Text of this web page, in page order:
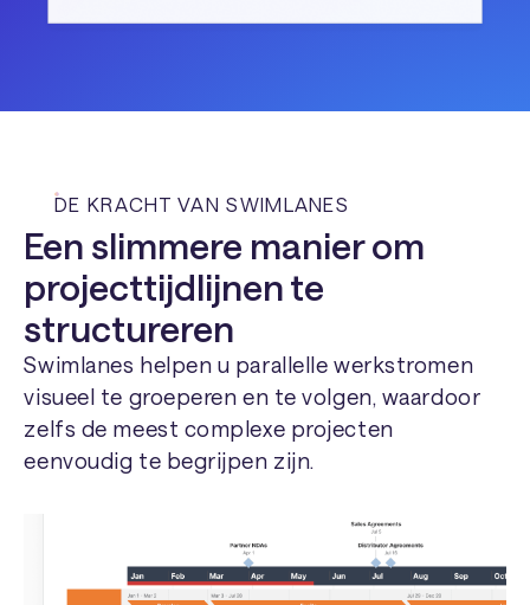
DE KRACHT VAN SWIMLANES
Een slimmere manier om
projecttijdlijnen te
structureren
Swimlanes helpen u parallelle werkstromen
visueel te groeperen en te volgen, waardoor
zelfs de meest complexe projecten
eenvoudig te begrijpen zijn.